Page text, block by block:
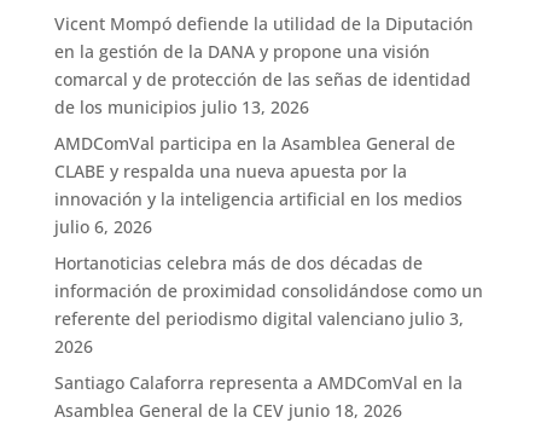
Vicent Mompó defiende la utilidad de la Diputación
en la gestión de la DANA y propone una visión
comarcal y de protección de las señas de identidad
de los municipios julio 13, 2026
AMDComVal participa en la Asamblea General de
CLABE y respalda una nueva apuesta por la
innovación y la inteligencia artificial en los medios
julio 6, 2026
Hortanoticias celebra más de dos décadas de
información de proximidad consolidándose como un
referente del periodismo digital valenciano julio 3,
2026
Santiago Calaforra representa a AMDComVal en la
Asamblea General de la CEV junio 18, 2026